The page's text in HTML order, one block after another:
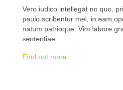
Vero iudico intellegat no quo,
paulo scribentur mel, in eam
natum patrioque. Vim labore
sententiae.
Find out more